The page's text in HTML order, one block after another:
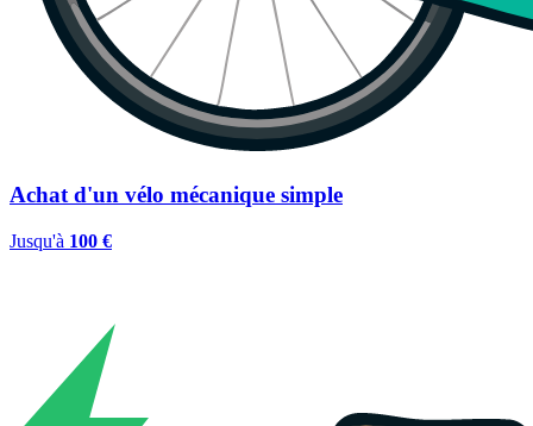
Achat d'un vélo mécanique simple
Jusqu'à 100 €